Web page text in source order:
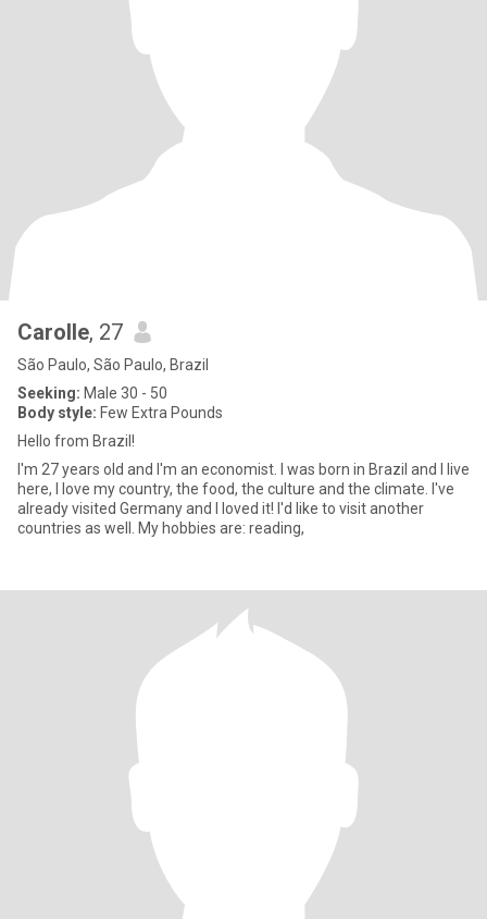
Carolle, 27
São Paulo, São Paulo, Brazil
Seeking: Male 30 - 50
Body style: Few Extra Pounds
Hello from Brazil!
I'm 27 years old and I'm an economist. I was born in Brazil and I live
here, I love my country, the food, the culture and the climate. I've
already visited Germany and I loved it! I'd like to visit another
countries as well. My hobbies are: reading,